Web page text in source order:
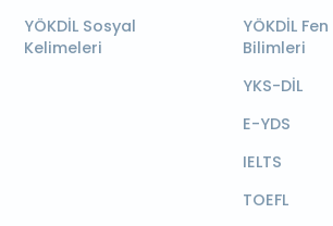
YÖKDİL Sosyal
Kelimeleri
YÖKDİL Fen
Bilimleri
YKS-DİL
E-YDS
IELTS
TOEFL